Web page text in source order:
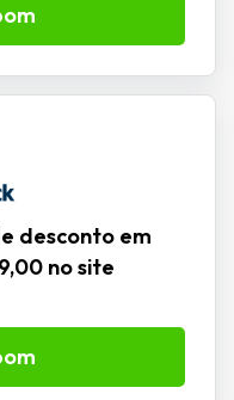
desconto em
no site